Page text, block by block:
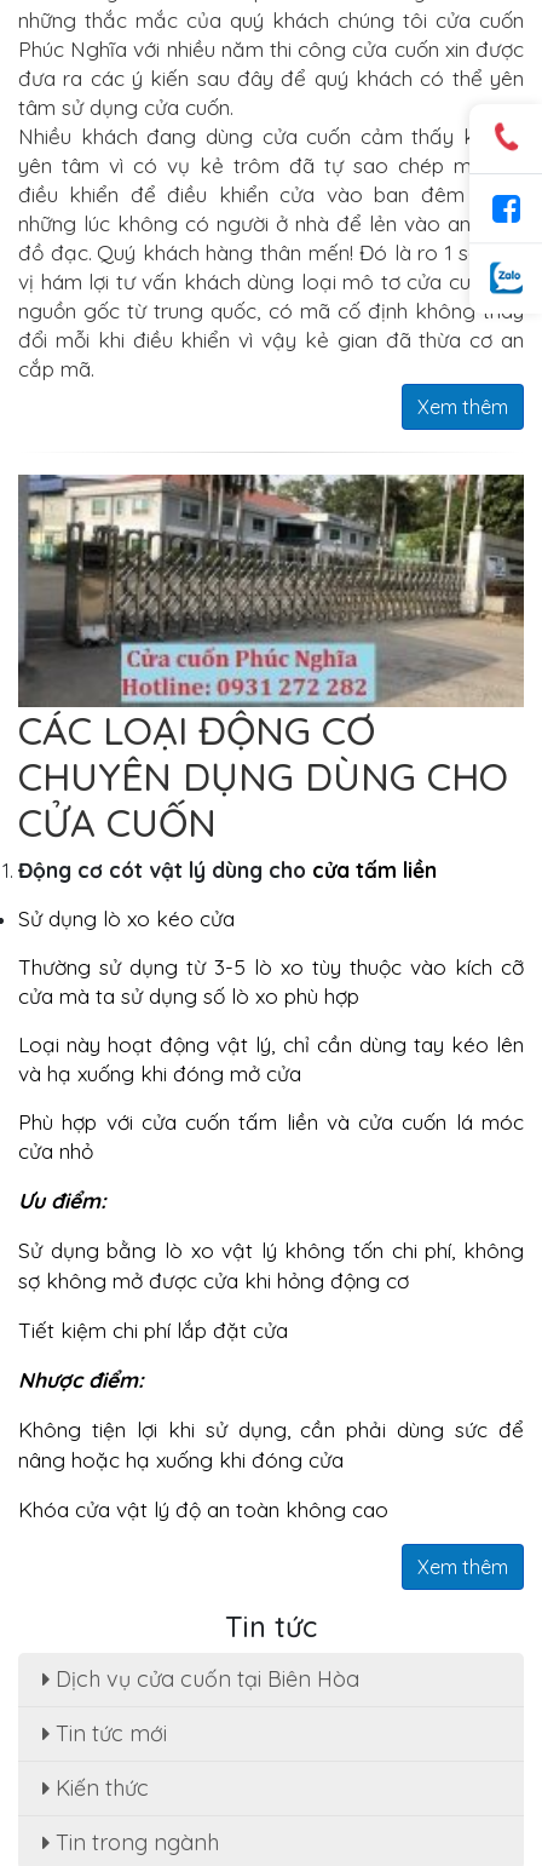
những thắc mắc của quý khách chúng tôi cửa cuốn
Phúc Nghĩa với nhiều năm thi công cửa cuốn xin được
đưa ra các ý kiến sau đây để quý khách có thể yên
tâm sử dụng cửa cuốn.
Nhiều khách đang dùng cửa cuốn cảm thấy không
yên tâm vì có vụ kẻ trôm đã tự sao chép mã tay
điều khiển để điều khiển cửa vào ban đêm hoặc
những lúc không có người ở nhà để lẻn vào an trôm
đồ đạc. Quý khách hàng thân mến! Đó là ro 1 số đơn
vị hám lợi tư vấn khách dùng loại mô tơ cửa cuốn có
nguồn gốc từ trung quốc, có mã cố định không thay
đổi mỗi khi điều khiển vì vậy kẻ gian đã thừa cơ an
cắp mã.
Xem thêm
CÁC LOẠI ĐỘNG CƠ
CHUYÊN DỤNG DÙNG CHO
CỬA CUỐN
Động cơ cót vật lý dùng cho cửa tấm liền
Sử dụng lò xo kéo cửa
Thường sử dụng từ 3-5 lò xo tùy thuộc vào kích cỡ
cửa mà ta sử dụng số lò xo phù hợp
Loại này hoạt động vật lý, chỉ cần dùng tay kéo lên
và hạ xuống khi đóng mở cửa
Phù hợp với cửa cuốn tấm liền và cửa cuốn lá móc
cửa nhỏ
Ưu điểm:
Sử dụng bằng lò xo vật lý không tốn chi phí, không
sợ không mở được cửa khi hỏng động cơ
Tiết kiệm chi phí lắp đặt cửa
Nhược điểm:
Không tiện lợi khi sử dụng, cần phải dùng sức để
nâng hoặc hạ xuống khi đóng cửa
Khóa cửa vật lý độ an toàn không cao
Xem thêm
Tin tức
Dịch vụ cửa cuốn tại Biên Hòa
Tin tức mới
Kiến thức
Tin trong ngành
Dịch Vụ Sửa Chữa Cửa Cuốn Phường Tân Hiệp,
Biên Hòa - Giá Rẻ Tiết Kiệm